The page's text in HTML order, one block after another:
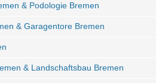
& Podologie Bremen
& Garagentore Bremen
& Landschaftsbau Bremen